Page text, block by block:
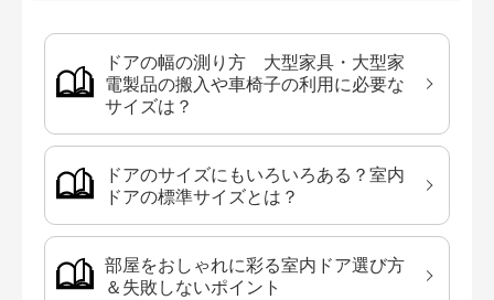
ドアの幅の測り方 大型家具・大型家
電製品の搬入や車椅子の利用に必要な
サイズは？
ドアのサイズにもいろいろある？室内
ドアの標準サイズとは？
部屋をおしゃれに彩る室内ドア選び方
＆失敗しないポイント